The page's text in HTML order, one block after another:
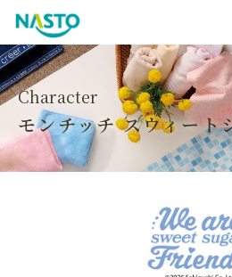
企業情報
製品情報
お知らせ
ブログ
採用情報
SDGsへの取
Character
モンチッチ スウィート